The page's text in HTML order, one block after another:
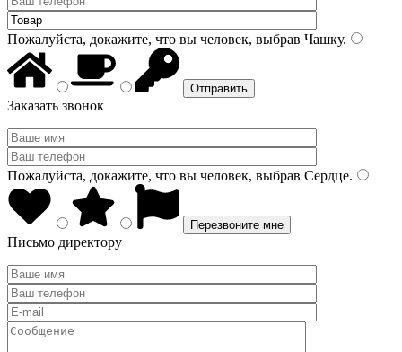
Пожалуйста, докажите, что вы человек, выбрав Чашку.
Заказать звонок
Пожалуйста, докажите, что вы человек, выбрав Сердце.
Письмо директору